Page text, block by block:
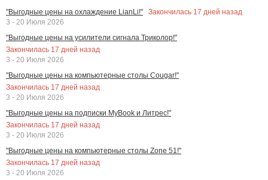
"Выгодные цены на охлаждение LianLi!"
Закончилась 17 дней назад
3 - 20 Июля 2026
"Выгодные цены на усилители сигнала Триколор!"
Закончилась 17 дней назад
3 - 20 Июля 2026
"Выгодные цены на компьютерные столы Cougar!"
Закончилась 17 дней назад
3 - 20 Июля 2026
"Выгодные цены на подписки MyBook и Литрес!"
Закончилась 17 дней назад
3 - 20 Июля 2026
"Выгодные цены на компьютерные столы Zone 51!"
Закончилась 17 дней назад
3 - 20 Июля 2026